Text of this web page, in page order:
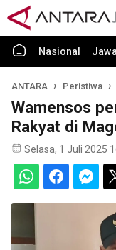
Nasional
ANTARA Peristiwa
Wamensos
Rakyat di
Selasa, 1 Juli 2025